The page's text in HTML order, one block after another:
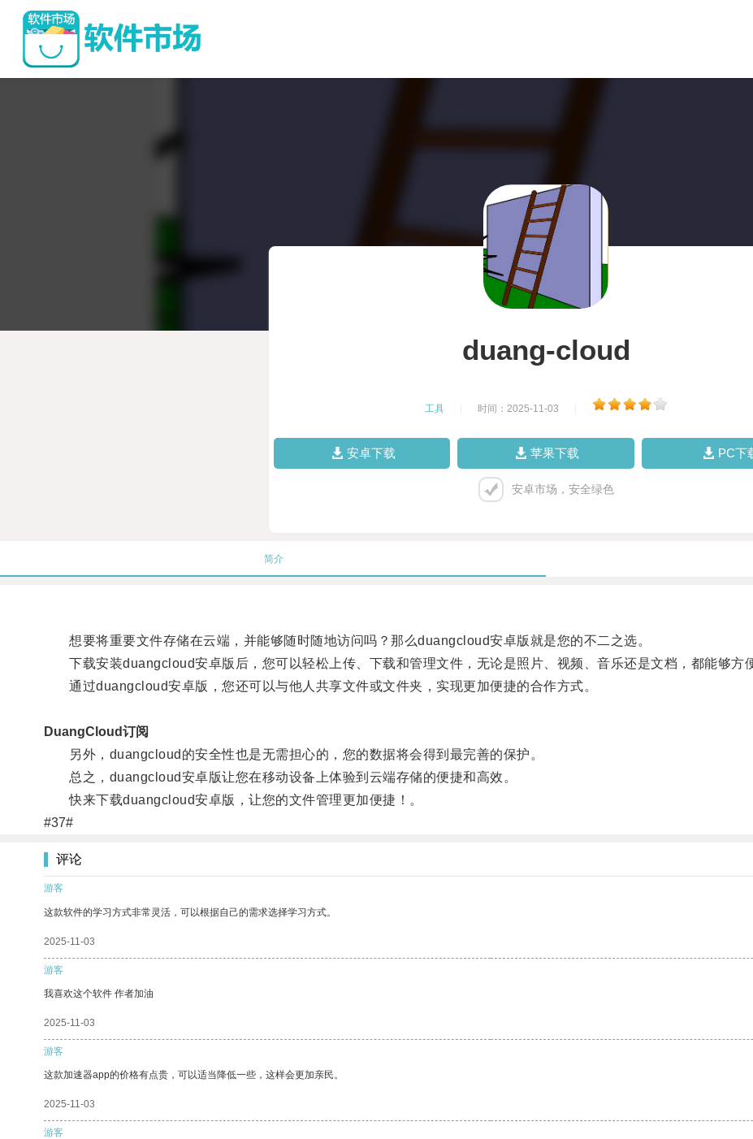
duang-cloud
工具 时间：2025-11-03
安卓下载 苹果下载 PC下
安卓市场，安全绿色
简介
想要将重要文件存储在云端，并能够随时随地访问吗？那么duangcloud安卓版就是您的不二之选。
下载安装duangcloud安卓版后，您可以轻松上传、下载和管理文件，无论是照片、视频、音乐还是文档，都能够方
通过duangcloud安卓版，您还可以与他人共享文件或文件夹，实现更加便捷的合作方式。
DuangCloud订阅
另外，duangcloud的安全性也是无需担心的，您的数据将会得到最完善的保护。
总之，duangcloud安卓版让您在移动设备上体验到云端存储的便捷和高效。
快来下载duangcloud安卓版，让您的文件管理更加便捷！。
#37#
评论
游客
这款软件的学习方式非常灵活，可以根据自己的需求选择学习方式。
2025-11-03
游客
我喜欢这个软件 作者加油
2025-11-03
游客
这款加速器app的价格有点贵，可以适当降低一些，这样会更加亲民。
2025-11-03
游客